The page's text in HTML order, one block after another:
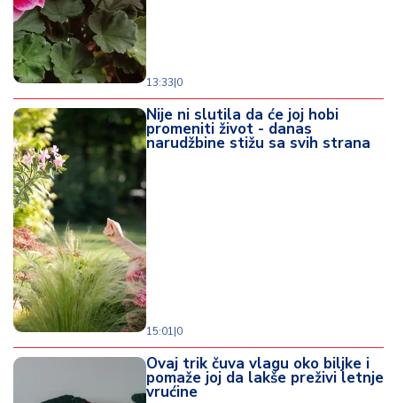
13:33|0
Nije ni slutila da će joj hobi
promeniti život - danas
narudžbine stižu sa svih strana
15:01|0
Ovaj trik čuva vlagu oko biljke i
pomaže joj da lakše preživi letnje
vrućine